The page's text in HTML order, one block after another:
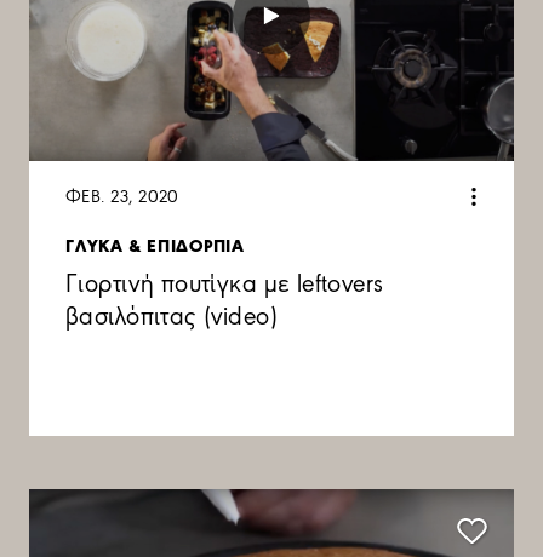
ΦΕΒ. 23, 2020
ΓΛΥΚΑ & ΕΠΙΔΟΡΠΙΑ
Γιορτινή πουτίγκα με leftovers
βασιλόπιτας (video)